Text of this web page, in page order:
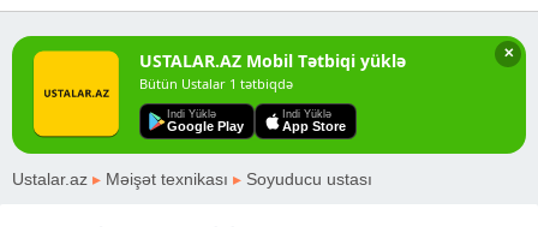
✕
USTALAR.AZ Mobil Tətbiqi yüklə
Bütün Ustalar 1 tətbiqdə
Indi Yüklə
Google Play
Indi Yüklə
App Store
Ustalar.az ▸ Məişət texnikası ▸ Soyuducu ustası